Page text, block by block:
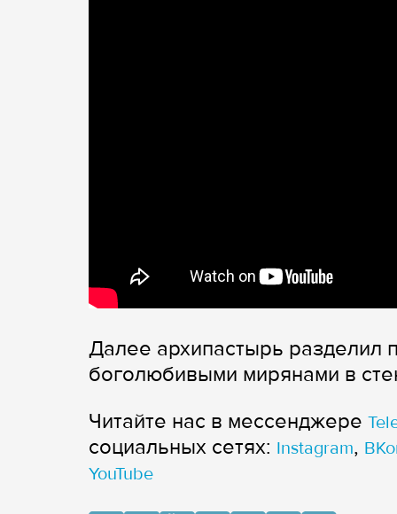
Далее архипастырь разделил
боголюбивыми мирянами в
Читайте нас в мессенджере
cоциальных сетях: Instagram,
YouTube